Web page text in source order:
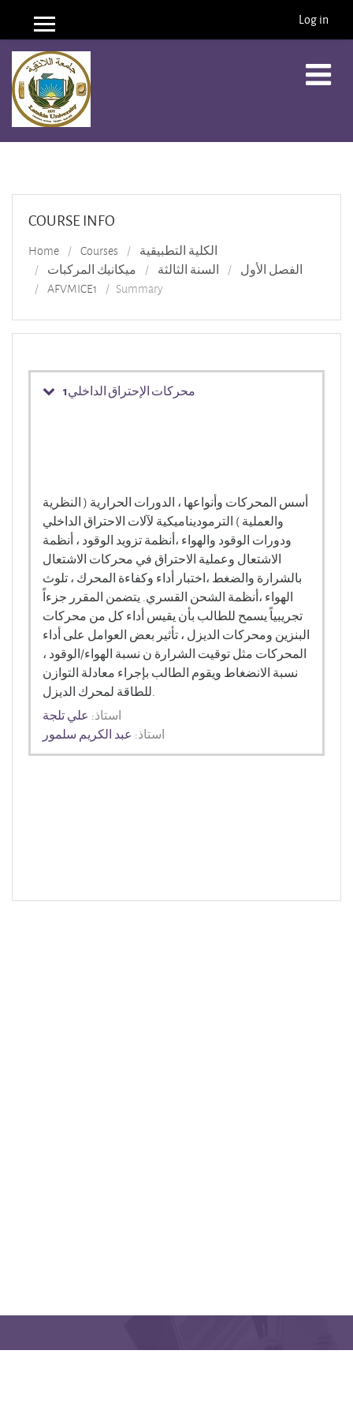
Skip to main content
Side panel Log in
COURSE INFO
Home Courses
الكلية التطبيقية
ميكانيك المركبات
السنة الثالثة
الفصل الأول
AFVMICE1
Summary
محركات الإحتراق الداخلي1
أسس المحركات وأنواعها ، الدورات الحرارية ( النظرية
والعملية ) الترموديناميكية لآلات الاحتراق الداخلي
ودورات الوقود والهواء ،أنظمة تزويد الوقود ، أنظمة
الاشتعال وعملية الاحتراق في محركات الاشتعال
بالشرارة والضغط ،اختبار أداء وكفاءة المحرك ، تلوث
الهواء ،أنظمة الشحن القسري. يتضمن المقرر جزءاً
تجريبياً يسمح للطالب بأن يقيس أداء كل من محركات
البنزين ومحركات الديزل ، تأثير بعض العوامل على أداء
المحركات مثل توقيت الشرارة ن نسبة الهواء/الوقود ،
نسبة الانضغاط ويقوم الطالب بإجراء معادلة التوازن
للطاقة لمحرك الديزل.
استاذ: علي تلجة
استاذ: عبد الكريم سلمور